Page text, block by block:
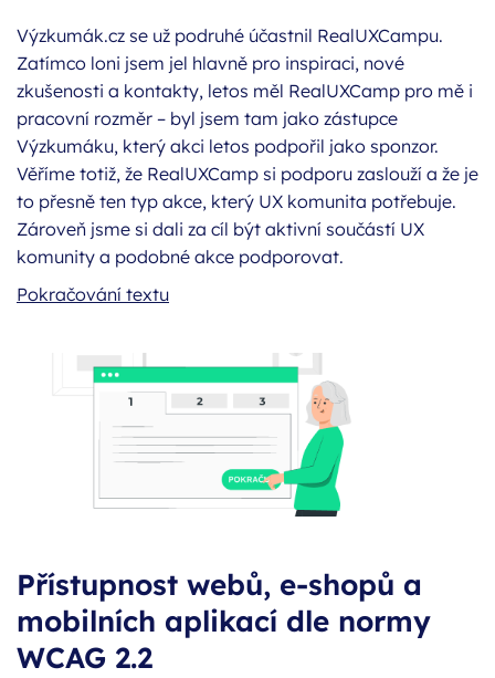
Výzkumák.cz se už podruhé účastnil RealUXCampu.
Zatímco loni jsem jel hlavně pro inspiraci, nové
zkušenosti a kontakty, letos měl RealUXCamp pro mě i
pracovní rozměr – byl jsem tam jako zástupce
Výzkumáku, který akci letos podpořil jako sponzor.
Věříme totiž, že RealUXCamp si podporu zaslouží a že je
to přesně ten typ akce, který UX komunita potřebuje.
Zároveň jsme si dali za cíl být aktivní součástí UX
komunity a podobné akce podporovat.
Pokračování textuRealUXCamp 2025
Přístupnost webů, e-shopů a
mobilních aplikací dle normy
WCAG 2.2